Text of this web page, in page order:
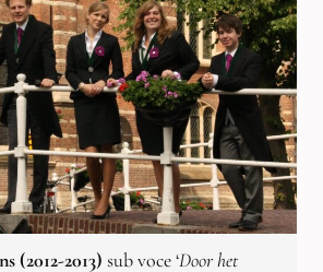
(2012-2013) sub voce ‘Door het